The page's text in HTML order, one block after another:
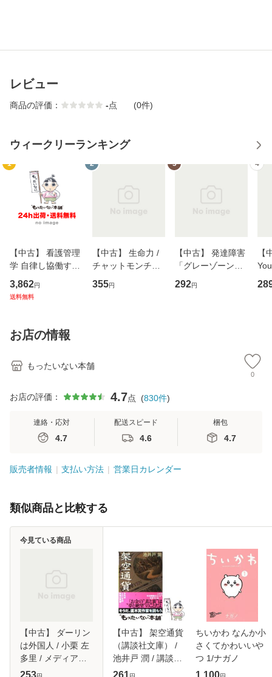
レビュー
商品の評価： -点 (0件)
ウィークリーランキング
1
【中古】 看護管理
学 自律し協働する
専門職の看護マネ
ジメントスキル 改
恵 藤本幸三 / 南江
堂 [単行
3,862円
送料無料
2
【中古】 生命力 /
チャットモンチー /
キューンレコード
[CD]【メール便送
355円
3
【中古】 発達障害
「グレーゾーン」
その正しい理解と
克服法 (SB新書 57
292円
4
【
のが
お店の情報
もったいない本舗
0
お店の評価： 4.7点 (830件)
連絡・応対
4.7
配送スピード
4.6
梱包
4.7
販売者情報 支払い方法 営業日カレンダー
類似商品と比較する
【中古】 ダーリン
は外国人 / 小栗 左
多里 / メディアフ
ァクトリー [単行
253
今見ている商品
【中古】 架空通貨
（講談社文庫） /
池井戸 潤 / 講談社
[文庫]【メール便送
261
ちいかわ なんか小
さくてかわいいや
つ 1/ナガノ
1,100